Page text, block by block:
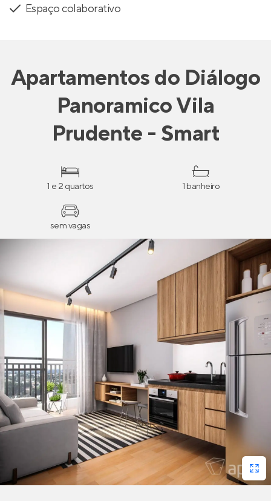
Espaço colaborativo
Apartamentosdo Diálogo
Panoramico Vila
Prudente - Smart
1 e 2 quartos 1 banheiro
sem vagas